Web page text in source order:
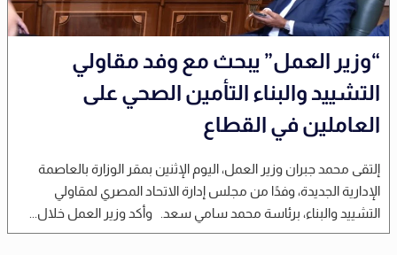
“وزير العمل” يبحث مع وفد مقاولي
التشييد والبناء التأمين الصحي على
العاملين في القطاع
إلتقى محمد جبران وزير العمل، اليوم الإثنين بمقر الوزارة بالعاصمة
الإدارية الجديدة، وفدًا من مجلس إدارة الاتحاد المصري لمقاولي
التشييد والبناء، برئاسة محمد سامي سعد. وأكد وزير العمل خلال...